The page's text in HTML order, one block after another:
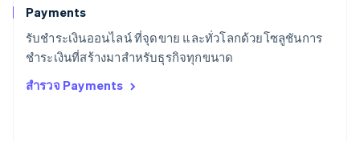
Payments
รับชำระเงินออนไลน์ ที่จุดขาย และทั่วโลกด้วยโซลูชันการ
ชำระเงินที่สร้างมาสำหรับธุรกิจทุกขนาด
สำรวจ Payments
สหรัฐอเมริกา
English Español简体中文
สหรัฐอาหรับเอมิเรตส์
สหราชอาณาจักร